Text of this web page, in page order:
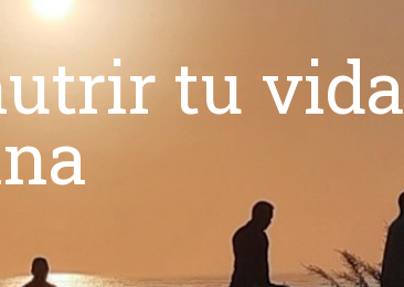
tu vida